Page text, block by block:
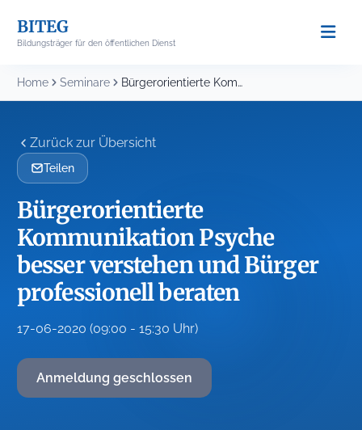
content
BITEG
Bildungsträger für den öffentlichen Dienst
Home Seminare Bürgerorientierte Kommunikation Psyche besser verstehen und Bürger professionell...
Zurück zur Übersicht
Teilen
Bürgerorientierte
Kommunikation Psyche
besser verstehen und Bürger
professionell beraten
17-06-2020 (09:00 - 15:30 Uhr)
Anmeldung geschlossen